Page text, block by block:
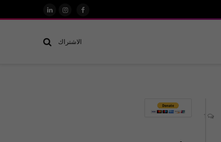
فيسبوكالانستغرام
لينكدإن
الاشتراك